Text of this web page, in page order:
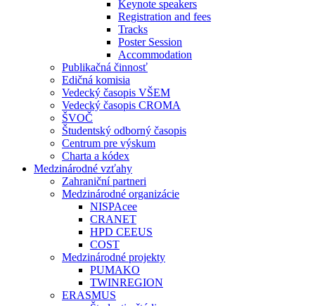
Keynote speakers
Registration and fees
Tracks
Poster Session
Accommodation
Publikačná činnosť
Edičná komisia
Vedecký časopis VŠEM
Vedecký časopis CROMA
ŠVOČ
Študentský odborný časopis
Centrum pre výskum
Charta a kódex
Medzinárodné vzťahy
Zahraniční partneri
Medzinárodné organizácie
NISPAcee
CRANET
HPD CEEUS
COST
Medzinárodné projekty
PUMAKO
TWINREGION
ERASMUS